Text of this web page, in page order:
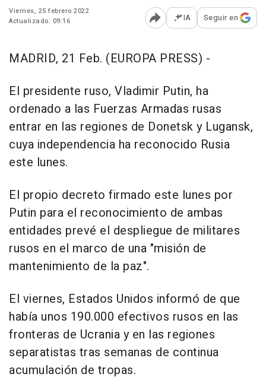
Viernes, 25 febrero 2022
Actualizado: 09:16
Abrir opciones para
IA Seguir en
MADRID, 21 Feb. (EUROPA PRESS) -
El presidente ruso, Vladimir Putin, ha
ordenado a las Fuerzas Armadas rusas
entrar en las regiones de Donetsk y Lugansk,
cuya independencia ha reconocido Rusia
este lunes.
El propio decreto firmado este lunes por
Putin para el reconocimiento de ambas
entidades prevé el despliegue de militares
rusos en el marco de una "misión de
mantenimiento de la paz".
El viernes, Estados Unidos informó de que
había unos 190.000 efectivos rusos en las
fronteras de Ucrania y en las regiones
separatistas tras semanas de continua
acumulación de tropas.